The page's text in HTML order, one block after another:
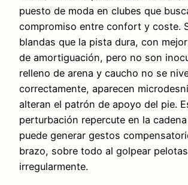
puesto de moda en clubes que
compromiso entre confort y coste.
blandas que la pista dura, con
de amortiguación, pero no son
relleno de arena y caucho no se
correctamente, aparecen
alteran el patrón de apoyo del pie.
perturbación repercute en la
puede generar gestos
brazo, sobre todo al golpear
irregularmente.